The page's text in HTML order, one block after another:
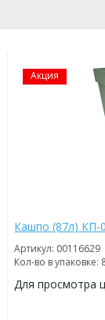
Акция
Кашпо (87л) КП-
Артикул: 00116629
Кол-во в упаковке:
Для просмотра